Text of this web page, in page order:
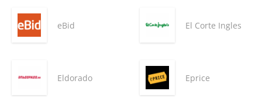
eBid El Corte Ingles
Eldorado Eprice